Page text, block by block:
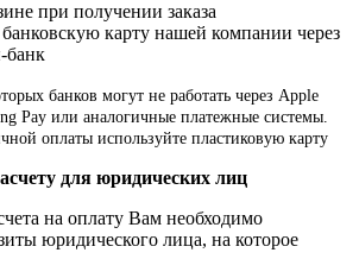
при получении заказа
карту нашей компании через
банк
банков могут не работать через Apple
Pay или аналогичные платежные системы.
оплаты используйте пластиковую карту
для юридических лиц
на оплату Вам необходимо
юридического лица, на которое